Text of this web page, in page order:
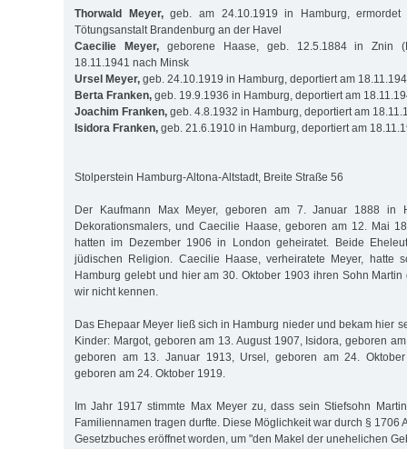
Thorwald Meyer,geb. am 24.10.1919 in Hamburg,
Tötungsanstalt Brandenburg an der Havel
Caecilie Meyer,geborene Haase, geb. 12.5.1884 in Znin
18.11.1941 nach Minsk
Ursel Meyer, geb. 24.10.1919 in Hamburg, deportiert am
Berta Franken, geb. 19.9.1936 in Hamburg, deportiert am
Joachim Franken, geb. 4.8.1932 in Hamburg, deportiert am
Isidora Franken, geb. 21.6.1910 in Hamburg, deportiert am
Stolperstein Hamburg-Altona-Altstadt, Breite Straße 56
Der Kaufmann Max Meyer, geboren am 7. Januar 1888 in
Dekorationsmalers, und Caecilie Haase, geboren am 12. Mai
hatten im Dezember 1906 in London geheiratet. Beide
jüdischen Religion. Caecilie Haase, verheiratete Meyer, hatte
Hamburg gelebt und hier am 30. Oktober 1903 ihren Sohn Martin
wir nicht kennen.
Das Ehepaar Meyer ließ sich in Hamburg nieder und bekam hier
Kinder: Margot, geboren am 13. August 1907, Isidora, geboren
geboren am 13. Januar 1913, Ursel, geboren am 24.
geboren am 24. Oktober 1919.
Im Jahr 1917 stimmte Max Meyer zu, dass sein Stiefsohn
Familiennamen tragen durfte. Diese Möglichkeit war durch § 1706
Gesetzbuches eröffnet worden, um "den Makel der unehelichen